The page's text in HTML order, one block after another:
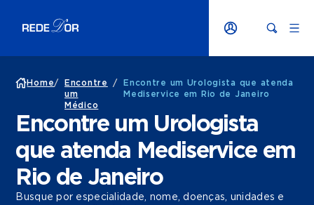
Home/
Encontre
um
Médico
/
Encontre um Urologista que atenda
Mediservice em Rio de Janeiro
Encontre um Urologista
que atenda Mediservice em
Rio de Janeiro
Busque por especialidade, nome, doenças, unidades e